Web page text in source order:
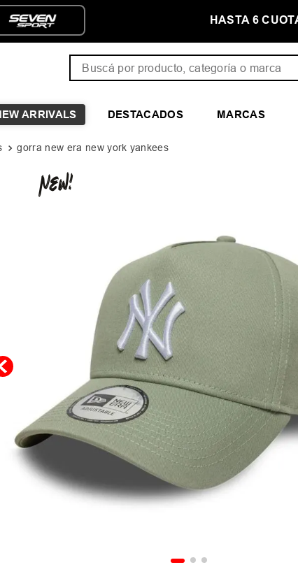
HASTA 6 CUOTAS SIN INTERÉS
ARRIVALS DESTACADOS MARCAS
gorra new era new york yankees